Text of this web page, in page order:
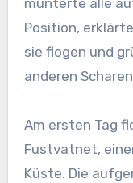
munterte alle
Position,
sie flogen und
anderen
Am ersten Tag
Fustvatnet,
Küste. Die